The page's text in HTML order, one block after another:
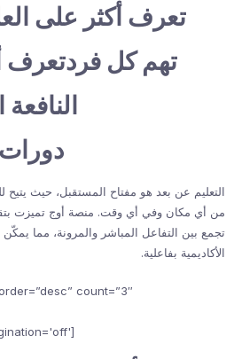
تعرف أكثر على
تهم كل فردتعرف
التعليم عن بعد هو مفتاح المستقبل، حيث يتيح
من أي مكان وفي أي وقت. منصة أوج تميزت
تجمع بين التفاعل المباشر والمرونة، مما
الأكاديمية بفاعلية.
count=”3″